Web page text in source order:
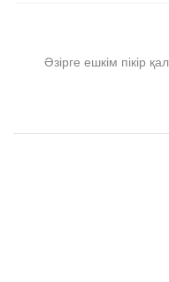
Әзірге ешкім пікір